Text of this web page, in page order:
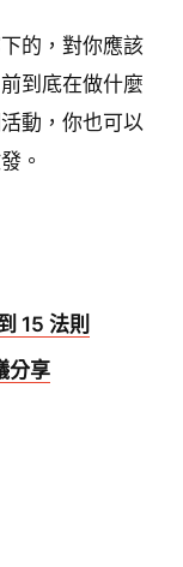
的，對你應該
到底在做什麼
動，你也可以
。
15 法則
分享